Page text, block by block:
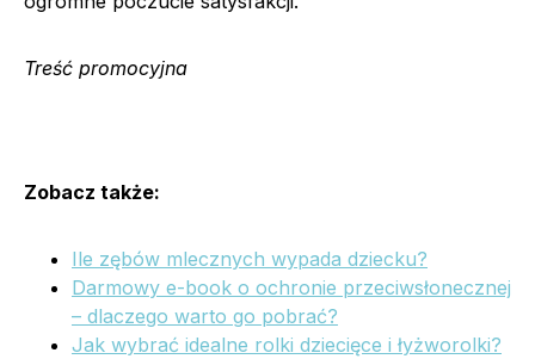
Treść promocyjna
Zobacz także:
Ile zębów mlecznych wypada dziecku?
Darmowy e-book o ochronie przeciwsłonecznej
– dlaczego warto go pobrać?
Jak wybrać idealne rolki dziecięce i łyżworolki?